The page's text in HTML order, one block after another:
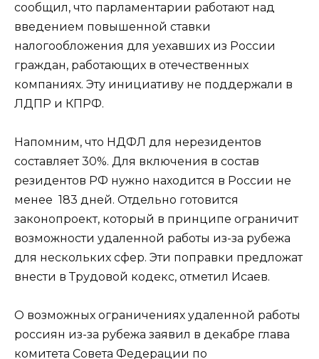
сообщил, что парламентарии работают над
введением повышенной ставки
налогообложения для уехавших из России
граждан, работающих в отечественных
компаниях. Эту инициативу не поддержали в
ЛДПР и КПРФ.
Напомним, что НДФЛ для нерезидентов
составляет 30%. Для включения в состав
резидентов РФ нужно находится в России не
менее 183 дней. Отдельно готовится
законопроект, который в принципе ограничит
возможности удаленной работы из-за рубежа
для нескольких сфер. Эти поправки предложат
внести в Трудовой кодекс, отметил Исаев.
О возможных ограничениях удаленной работы
россиян из-за рубежа заявил в декабре глава
комитета Совета Федерации по